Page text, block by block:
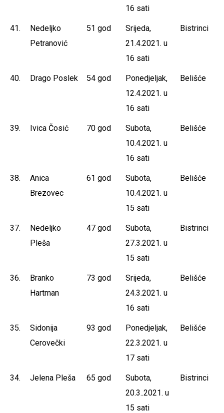
16 sati
41.
Nedeljko
Petranović
51 god
Srijeda,
21.4.2021. u
16 sati
Bistrinci
40. Drago Poslek 54 god
Ponedjeljak,
12.4.2021. u
16 sati
Belišće
39. Ivica Čosić 70 god
Subota,
10.4.2021. u
16 sati
Belišće
38.
Anica
Brezovec
61 god
Subota,
10.4.2021. u
15 sati
Belišće
37.
Nedeljko
Pleša
47 god
Subota,
27.3.2021. u
15 sati
Bistrinci
36.
Branko
Hartman
73 god
Srijeda,
24.3.2021. u
16 sati
Belišće
35.
Sidonija
Cerovečki
93 god
Ponedjeljak,
22.3.2021. u
17 sati
Belišće
34. Jelena Pleša 65 god
Subota,
20.3..2021. u
15 sati
Bistrinci